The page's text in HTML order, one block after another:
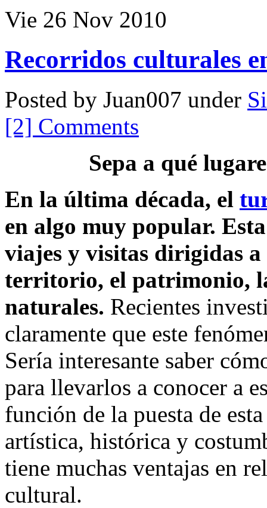
Vie 26 Nov 2010
Recorridos culturales
Posted by Juan007 under
[2] Comments
Sepa a qué
En la última década, el
en algo muy popular.
viajes y visitas dirigidas a
territorio, el patrimonio,
naturales. Recientes
claramente que este
Sería interesante saber
para llevarlos a conocer a
función de la puesta de
artística, histórica y
tiene muchas ventajas en
cultural.